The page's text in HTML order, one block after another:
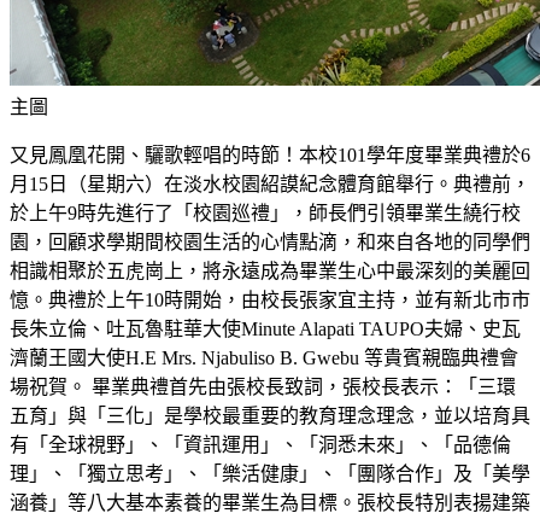
主圖
又見鳳凰花開、驪歌輕唱的時節！本校101學年度畢業典禮於6
月15日（星期六）在淡水校園紹謨紀念體育館舉行。典禮前，
於上午9時先進行了「校園巡禮」，師長們引領畢業生繞行校
園，回顧求學期間校園生活的心情點滴，和來自各地的同學們
相識相聚於五虎崗上，將永遠成為畢業生心中最深刻的美麗回
憶。典禮於上午10時開始，由校長張家宜主持，並有新北市市
長朱立倫、吐瓦魯駐華大使Minute Alapati TAUPO夫婦、史瓦
濟蘭王國大使H.E Mrs. Njabuliso B. Gwebu 等貴賓親臨典禮會
場祝賀。 畢業典禮首先由張校長致詞，張校長表示：「三環
五育」與「三化」是學校最重要的教育理念理念，並以培育具
有「全球視野」、「資訊運用」、「洞悉未來」、「品德倫
理」、「獨立思考」、「樂活健康」、「團隊合作」及「美學
涵養」等八大基本素養的畢業生為目標。張校長特別表揚建築